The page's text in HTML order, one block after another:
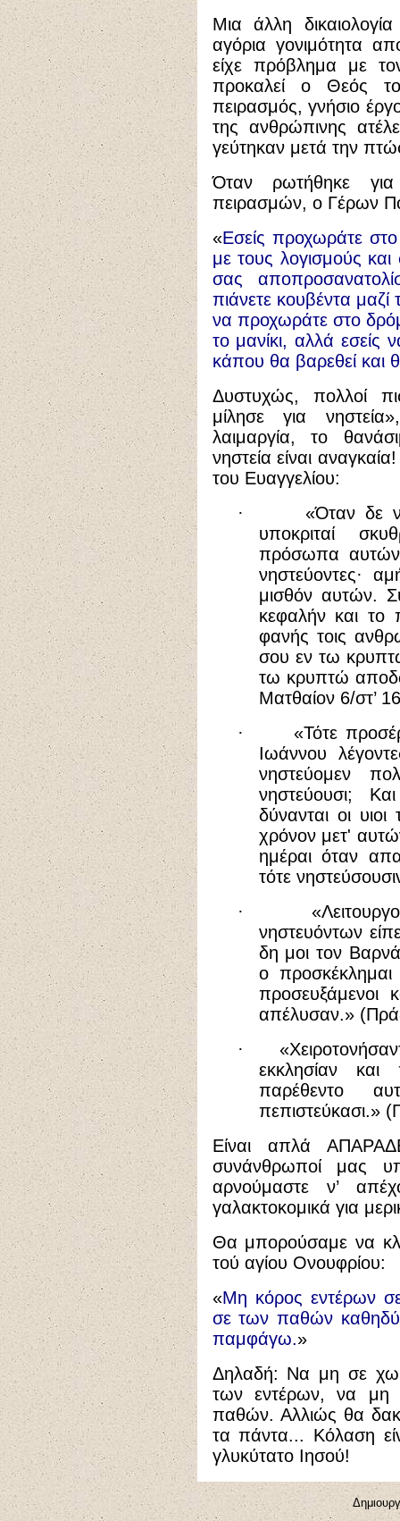
Μια άλλη
αγόρια γονιμότητα
είχε πρόβλημα με
προκαλεί ο Θεός
πειρασμός, γνήσιο
της ανθρώπινης
γεύτηκαν μετά την
Όταν ρωτήθηκε
πειρασμών, ο Γέρων
«Εσείς προχωράτε
με τους λογισμούς
σας
πιάνετε κουβέντα μαζί
να προχωράτε στο
το μανίκι, αλλά
κάπου θα βαρεθεί και
Δυστυχώς, πολλοί
μίλησε για
λαιμαργία, το
νηστεία είναι
του Ευαγγελίου:
·
«Όταν δε
υποκριταί
πρόσωπα
νηστεύοντες·
μισθόν αυτών.
κεφαλήν και
φανής τοις
σου εν τω
τω κρυπτώ
Ματθαίον 6/στ’
·
«Τότε
Ιωάννου
νηστεύομεν
νηστεύουσι;
δύνανται οι
χρόνον μετ'
ημέραι όταν
τότε
·
νηστευόντων
δη μοι τον
ο προσκέκλημαι
προσευξάμενοι
απέλυσαν.»
·
εκκλησίαν και
παρέθεντο
πεπιστεύκασι.»
Είναι απλά
συνάνθρωποί μας
αρνούμαστε ν’
γαλακτοκομικά για
Θα μπορούσαμε να
τού αγίου Ονουφρίου:
«Μη κόρος εντέρων
σε των παθών
παμφάγω.»
Δηλαδή: Να μη σε
των εντέρων, να μη
παθών. Αλλιώς θα
τα πάντα... Κόλαση
γλυκύτατο Ιησού!